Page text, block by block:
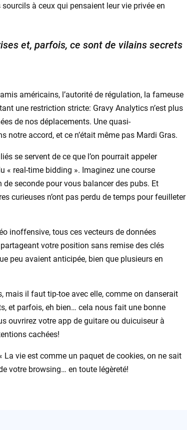
à ceux qui pensaient leur vie privée en
et, parfois, ce sont de vilains secrets
américains, l’autorité de régulation, la fameuse
une restriction stricte: Gravy Analytics n’est plus
de nos déplacements. Une quasi-
accord, et ce n’était même pas Mardi Gras.
se servent de ce que l’on pourrait appeler
« real-time bidding ». Imaginez une course
seconde pour vous balancer des pubs. Et
curieuses n’ont pas perdu de temps pour feuilleter
inoffensive, tous ces vecteurs de données
votre position sans remise des clés
peu avaient anticipée, bien que plusieurs en
mais il faut tip-toe avec elle, comme on danserait
et parfois, eh bien… cela nous fait une bonne
ouvrirez votre app de guitare ou duicuiseur à
cachées!
La vie est comme un paquet de cookies, on ne sait
votre browsing… en toute légèreté!